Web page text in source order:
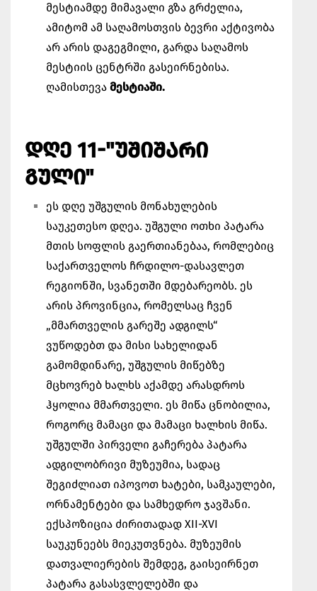
მესტიამდე მიმავალი გზა გრძელია,
ამიტომ ამ საღამოსთვის ბევრი აქტივობა
არ არის დაგეგმილი, გარდა საღამოს
მესტიის ცენტრში გასეირნებისა.
ღამისთევა მესტიაში.
ᲓᲦᲔ 11-"ᲣᲨᲘᲨᲐᲠᲘ
ᲒᲣᲚᲘ"
ეს დღე უშგულის მონახულების
საუკეთესო დღეა. უშგული ოთხი პატარა
მთის სოფლის გაერთიანებაა, რომლებიც
საქართველოს ჩრდილო-დასავლეთ
რეგიონში, სვანეთში მდებარეობს. ეს
არის პროვინცია, რომელსაც ჩვენ
„მმართველის გარეშე ადგილს“
ვუწოდებთ და მისი სახელიდან
გამომდინარე, უშგულის მიწებზე
მცხოვრებ ხალხს აქამდე არასდროს
ჰყოლია მმართველი. ეს მიწა ცნობილია,
როგორც მამაცი და მამაცი ხალხის მიწა.
უშგულში პირველი გაჩერება პატარა
ადგილობრივი მუზეუმია, სადაც
შეგიძლიათ იპოვოთ ხატები, სამკაულები,
ორნამენტები და სამხედრო ჯავშანი.
ექსპოზიცია ძირითადად XII-XVI
საუკუნეებს მიეკუთვნება. მუზეუმის
დათვალიერების შემდეგ, გაისეირნეთ
პატარა გასასვლელებში და